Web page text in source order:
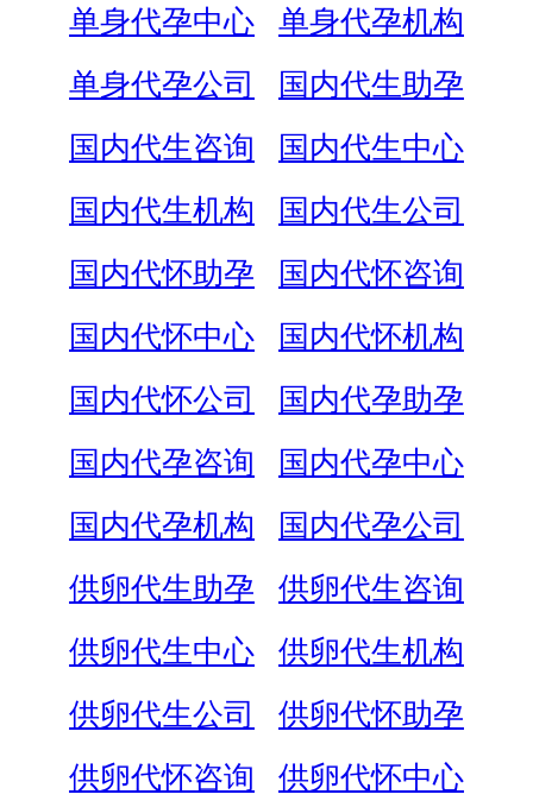
单身代孕中心
单身代孕机构
单身代孕公司
国内代生助孕
国内代生咨询
国内代生中心
国内代生机构
国内代生公司
国内代怀助孕
国内代怀咨询
国内代怀中心
国内代怀机构
国内代怀公司
国内代孕助孕
国内代孕咨询
国内代孕中心
国内代孕机构
国内代孕公司
供卵代生助孕
供卵代生咨询
供卵代生中心
供卵代生机构
供卵代生公司
供卵代怀助孕
供卵代怀咨询
供卵代怀中心